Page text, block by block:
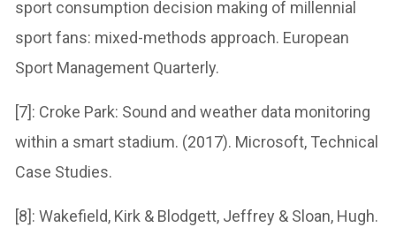
sport consumption decision making of millennial
sport fans: mixed-methods approach. European
Sport Management Quarterly.
[7]: Croke Park: Sound and weather data monitoring
within a smart stadium. (2017). Microsoft, Technical
Case Studies.
[8]: Wakefield, Kirk & Blodgett, Jeffrey & Sloan, Hugh.